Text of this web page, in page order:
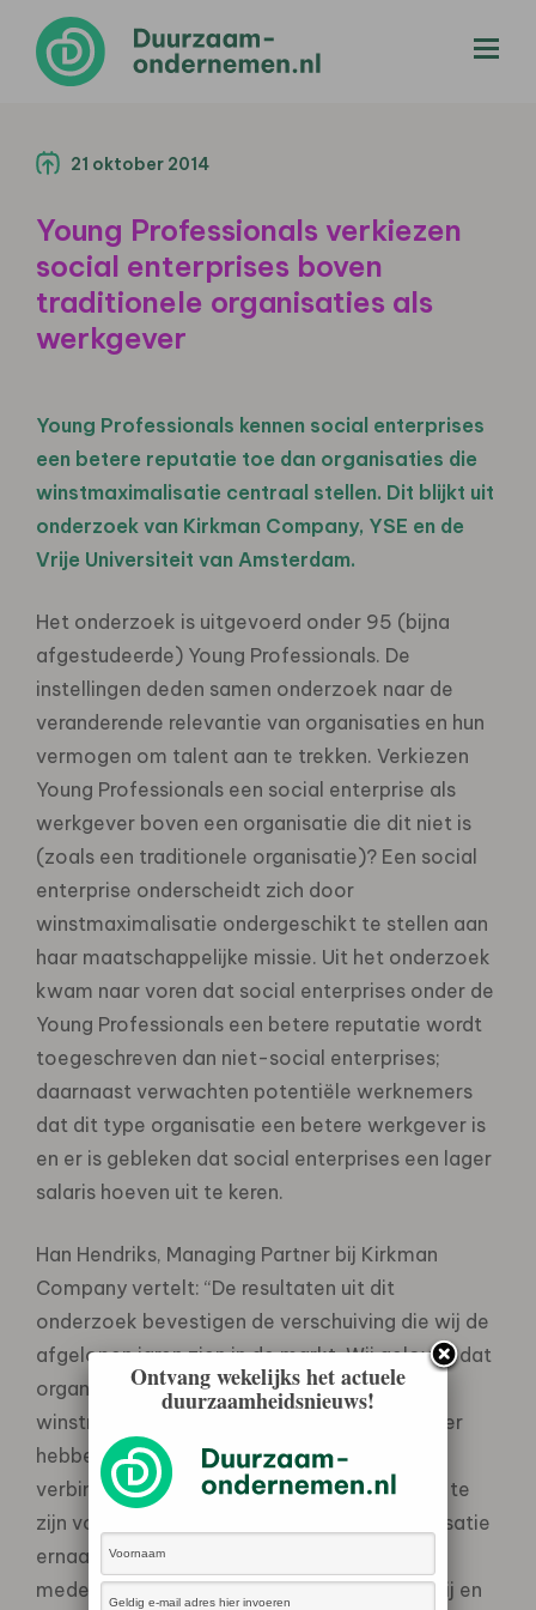
21 oktober 2014
Young Professionals verkiezen
social enterprises boven
traditionele organisaties als
werkgever
Young Professionals kennen social enterprises
een betere reputatie toe dan organisaties die
winstmaximalisatie centraal stellen. Dit blijkt uit
onderzoek van Kirkman Company, YSE en de
Vrije Universiteit van Amsterdam.
Het onderzoek is uitgevoerd onder 95 (bijna
afgestudeerde) Young Professionals. De
instellingen deden samen onderzoek naar de
veranderende relevantie van organisaties en hun
vermogen om talent aan te trekken. Verkiezen
Young Professionals een social enterprise als
werkgever boven een organisatie die dit niet is
(zoals een traditionele organisatie)? Een social
enterprise onderscheidt zich door
winstmaximalisatie ondergeschikt te stellen aan
haar maatschappelijke missie. Uit het onderzoek
kwam naar voren dat social enterprises onder de
Young Professionals een betere reputatie wordt
toegeschreven dan niet-social enterprises;
daarnaast verwachten potentiële werknemers
dat dit type organisatie een betere werkgever is
en er is gebleken dat social enterprises een lager
salaris hoeven uit te keren.
Han Hendriks, Managing Partner bij Kirkman
Company vertelt: “De resultaten uit dit
onderzoek bevestigen de verschuiving die wij de
afgelopen jaren zien in de markt. Wij geloven dat
organisaties die louter gericht zijn op
winstmaximalisatie geen bestaansrecht meer
hebben. Organisaties die talent aan zich
verbinden, streven ernaar om 100% relevant te
zijn voor medewerkers. Wanneer een organisatie
ernaar streeft relevant te zijn voor klanten,
medewerkers, partners, milieu, maatschappij en
Ontvang wekelijks het actuele
duurzaamheidsnieuws!